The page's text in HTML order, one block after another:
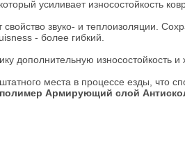
усиливает износостойкость
звуко- и теплоизоляции.
- более гибкий.
дополнительную износостойкость и
места в процессе езды, что
Армирующий слой